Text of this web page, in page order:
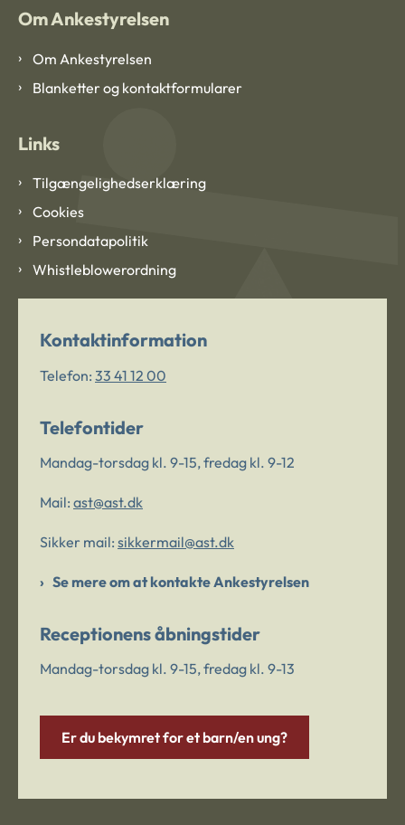
Om Ankestyrelsen
Om Ankestyrelsen
Blanketter og kontaktformularer
Links
Tilgængelighedserklæring
Cookies
Persondatapolitik
Whistleblowerordning
Kontaktinformation
Telefon: 33 41 12 00
Telefontider
Mandag-torsdag kl. 9-15, fredag kl. 9-12
Mail: ast@ast.dk
Sikker mail: sikkermail@ast.dk
Se mere om at kontakte Ankestyrelsen
Receptionens åbningstider
Mandag-torsdag kl. 9-15, fredag kl. 9-13
Er du bekymret for et barn/en ung?